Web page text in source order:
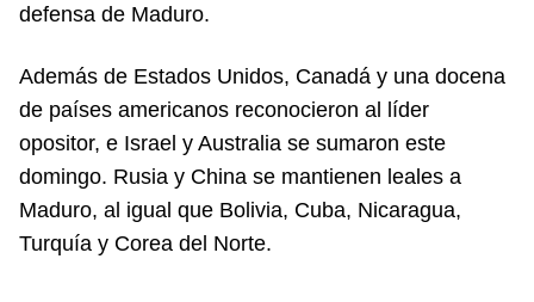
defensa de Maduro.
Además de Estados Unidos, Canadá y una docena
de países americanos reconocieron al líder
opositor, e Israel y Australia se sumaron este
domingo. Rusia y China se mantienen leales a
Maduro, al igual que Bolivia, Cuba, Nicaragua,
Turquía y Corea del Norte.